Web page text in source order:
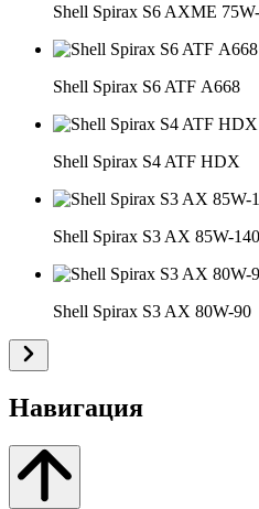
Shell Spirax S6 AXME
Shell Spirax S6 ATF А668
Shell Spirax S4 ATF HDX
Shell Spirax S3 AX 85W-140
Shell Spirax S3 AX 80W-90
Навигация